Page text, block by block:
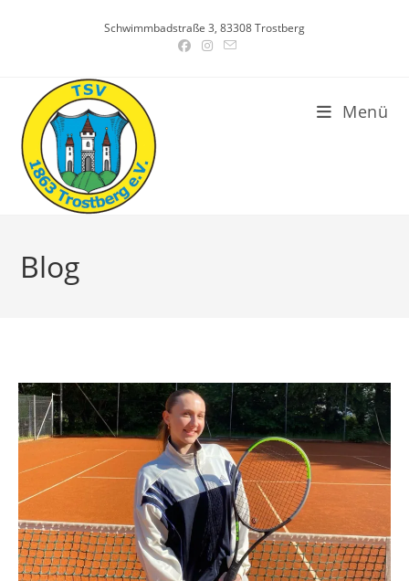
Schwimmbadstraße 3, 83308 Trostberg
Menü
Blog